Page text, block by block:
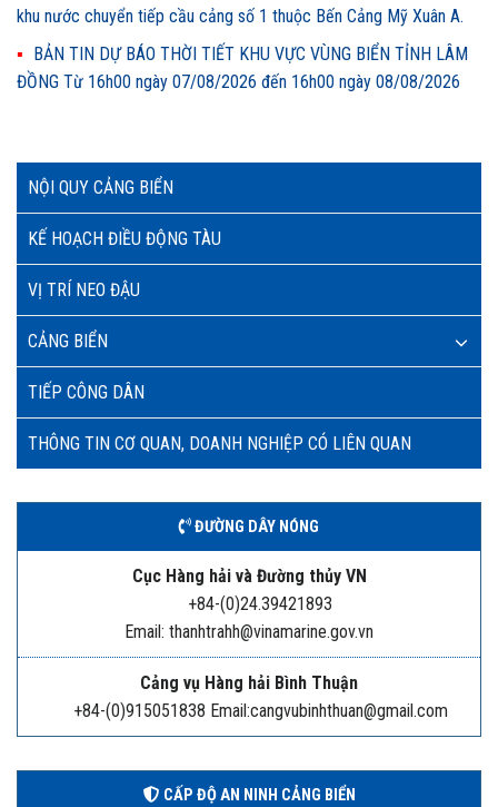
NỘI QUY CẢNG BIỂN
KẾ HOẠCH ĐIỀU ĐỘNG TÀU
VỊ TRÍ NEO ĐẬU
CẢNG BIỂN
TIẾP CÔNG DÂN
THÔNG TIN CƠ QUAN, DOANH NGHIỆP CÓ LIÊN QUAN
ĐƯỜNG DÂY NÓNG
Cục Hàng hải và Đường thủy VN
+84-(0)24.39421893
Email: thanhtrahh@vinamarine.gov.vn
Cảng vụ Hàng hải Bình Thuận
+84-(0)915051838 Email:cangvubinhthuan@gmail.com
CẤP ĐỘ AN NINH CẢNG BIỂN
khu nước chuyển tiếp cầu cảng số 1 thuộc Bến Cảng Mỹ Xuân A.
BẢN TIN DỰ BÁO THỜI TIẾT KHU VỰC VÙNG BIỂN TỈNH LÂM
ĐỒNG Từ 16h00 ngày 07/08/2026 đến 16h00 ngày 08/08/2026